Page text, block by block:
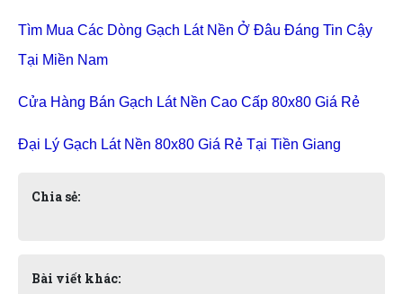
Tìm Mua Các Dòng Gạch Lát Nền Ở Đâu Đáng Tin Cậy
Tại Miền Nam
Cửa Hàng Bán Gạch Lát Nền Cao Cấp 80x80 Giá Rẻ
Đại Lý Gạch Lát Nền 80x80 Giá Rẻ Tại Tiền Giang
Chia sẻ:
Bài viết khác: